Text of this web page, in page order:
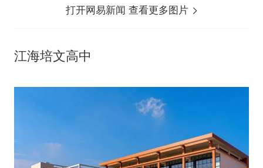
打开网易新闻 查看更多图片
江海培文高中